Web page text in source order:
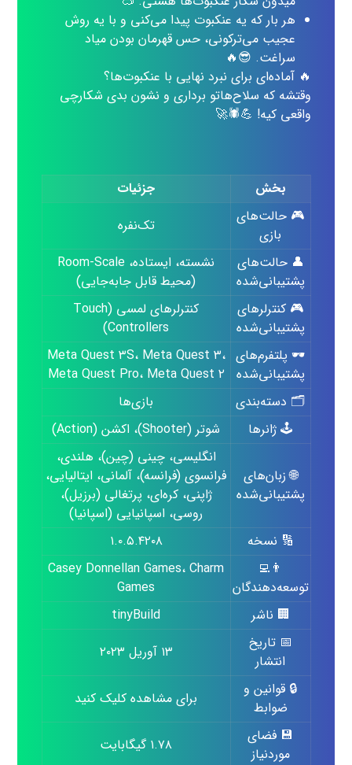
هر بار که یه عنکبوت پیدا می‌کنی و با یه روش
عجیب می‌ترکونی، حس قهرمان بودن میاد
سراغت. 😎🔥
🔥 آماده‌ای برای نبرد نهایی با عنکبوت‌ها؟
وقتشه که سلاح‌هاتو برداری و نشون بدی شکارچی
واقعی کیه! 💪🕷️🚀
بخش
جزئیات
🎮 حالت‌های
بازی
تک‌نفره
👤 حالت‌های
پشتیبانی‌شده
نشسته، ایستاده، Room-Scale
(محیط قابل جابه‌جایی)
🎮 کنترلرهای
پشتیبانی‌شده
کنترلرهای لمسی (Touch
Controllers)
🕶️ پلتفرم‌های
پشتیبانی‌شده
Meta Quest ۳S، Meta Quest ۳،
Meta Quest Pro، Meta Quest ۲
🗂️ دسته‌بندی
بازی‌ها
🕹️ ژانرها
شوتر (Shooter)، اکشن (Action)
🌐 زبان‌های
پشتیبانی‌شده
انگلیسی، چینی (چین)، هلندی،
فرانسوی (فرانسه)، آلمانی، ایتالیایی،
ژاپنی، کره‌ای، پرتغالی (برزیل)،
روسی، اسپانیایی (اسپانیا)
🔢 نسخه
۱.۰.۵.۴۲۰۸
👨‍💻
توسعه‌دهندگان
Casey Donnellan Games، Charm
Games
🏢 ناشر
tinyBuild
📅 تاریخ
انتشار
۱۳ آوریل ۲۰۲۳
🔒 قوانین و
ضوابط
برای مشاهده کلیک کنید
💾 فضای
موردنیاز
۱.۷۸ گیگابایت